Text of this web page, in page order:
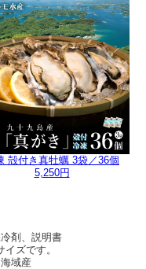
殻付き真牡蠣 3袋／36個
5,250円
剤、説明書
ズです。
域産